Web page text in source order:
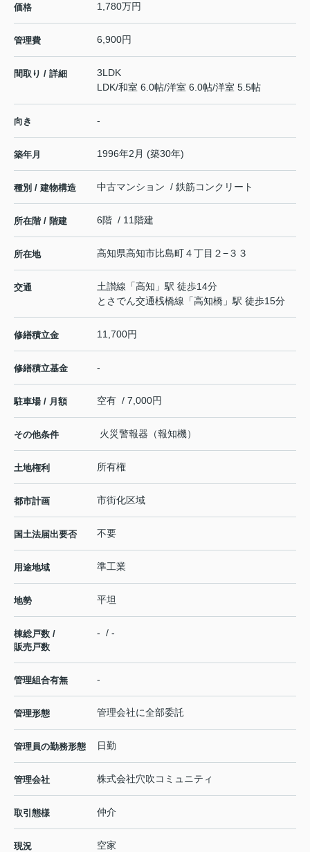
価格 1,780万円
管理費 6,900円
間取り / 詳細
3LDK
LDK/和室 6.0帖/洋室 6.0帖/洋室 5.5帖
向き -
築年月 1996年2月 (築30年)
種別 / 建物構造 中古マンション / 鉄筋コンクリート
所在階 / 階建 6階 / 11階建
所在地 高知県高知市比島町４丁目２−３３
交通 土讃線 「高知 」駅 徒歩14分
とさでん交通桟橋線 「高知橋 」駅 徒歩15分
修繕積立金 11,700円
修繕積立基金 -
駐車場 / 月額 空有 / 7,000円
その他条件 火災警報器（報知機）
土地権利 所有権
都市計画 市街化区域
国土法届出要否 不要
用途地域 準工業
地勢 平坦
棟総戸数 /
販売戸数
- / -
管理組合有無 -
管理形態 管理会社に全部委託
管理員の勤務形態 日勤
管理会社 株式会社穴吹コミュニティ
取引態様 仲介
現況 空家